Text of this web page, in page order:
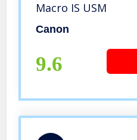
Macro IS USM
Canon
9.6